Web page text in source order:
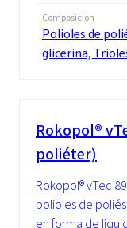
Composición
Polioles de
glicerina,
Rokopol®
poliéter)
Rokopol® vTec
polioles de
en forma de